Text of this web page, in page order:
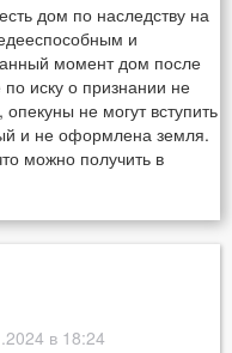
дом по наследству на
и
момент дом после
иску о признании не
не могут вступить
и не оформлена земля.
можно получить в
в 18:24